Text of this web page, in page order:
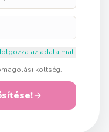
az adataimat.
költség.